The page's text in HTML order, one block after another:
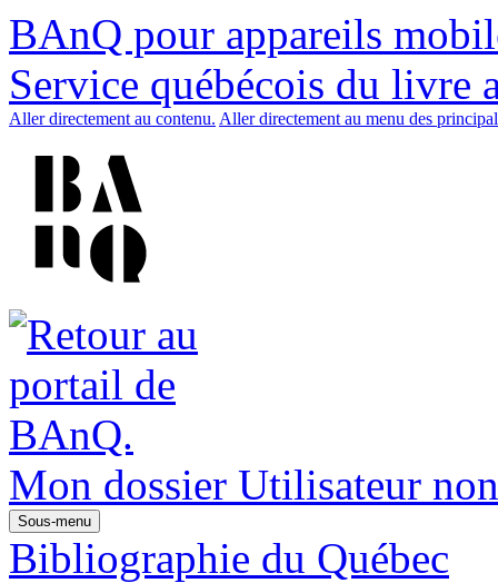
BAnQ pour appareils
Service québécois du livre
Aller directement au contenu. Aller directement au menu des
Mon dossier Utilisateur
Sous-menu
Bibliographie du Québec